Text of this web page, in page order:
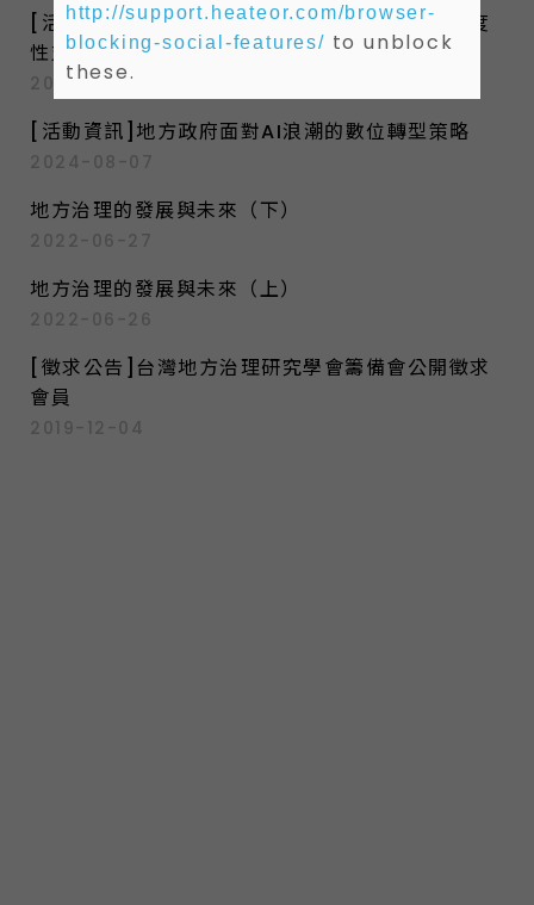
[活動資訊]安心問政、認真服務：地方議員的制度
性支持
2024-09-10
[活動資訊]地方政府面對AI浪潮的數位轉型策略
2024-08-07
地方治理的發展與未來（下）
2022-06-27
地方治理的發展與未來（上）
2022-06-26
[徵求公告]台灣地方治理研究學會籌備會公開徵求
會員
2019-12-04
http://support.heateor.com/browser-
blocking-social-features/ to unblock
these.